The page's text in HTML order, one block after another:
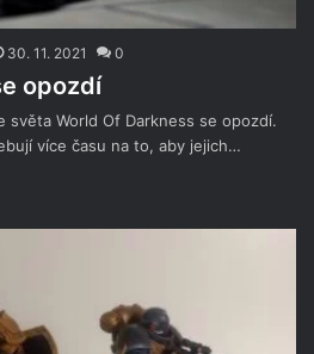
30. 11. 2021 0
opozdí
světa World Of Darkness se opozdí.
více času na to, aby jejich…